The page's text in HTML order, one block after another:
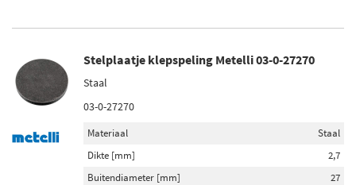
Stelplaatje klepspeling Metelli 03-0-27270
Staal
03-0-27270
Materiaal
Staal
Dikte [mm]
2,7
Buitendiameter [mm]
27